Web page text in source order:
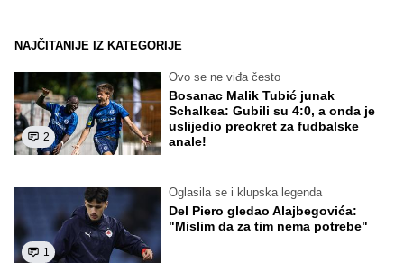
NAJČITANIJE IZ KATEGORIJE
2
Ovo se ne viđa često
Bosanac Malik Tubić junak
Schalkea: Gubili su 4:0, a onda je
uslijedio preokret za fudbalske
anale!
1
Oglasila se i klupska legenda
Del Piero gledao Alajbegovića:
"Mislim da za tim nema potrebe"